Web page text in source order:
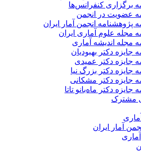
برگزاری کنفرانس‌ها
عضویت در انجمن
پژوهشنامه انجمن آمار ایران
مجله علوم آماری ایران
مجله اندیشه آماری
جایزه دکتر بهبودیان
جایزه دکتر عمیدی
جایزه دکتر بزرگ نیا
جایزه دکتر مشکانی
جایزه دکتر ماه‌بانو تاتا
مشترک
آمار ایران